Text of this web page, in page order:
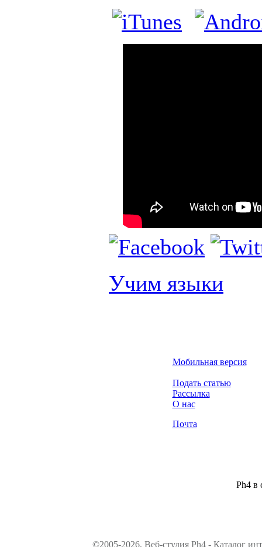
Учим языки
Мобильная версия
Подать статью
Рассылка
О нас
Почта
Ph4 в
©2005-2026, Веб-студия Ph4 - Каталог